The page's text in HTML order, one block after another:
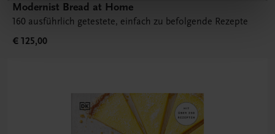
Modernist Bread at Home
160 ausführlich getestete, einfach zu befolgende Rezepte
€ 125,00